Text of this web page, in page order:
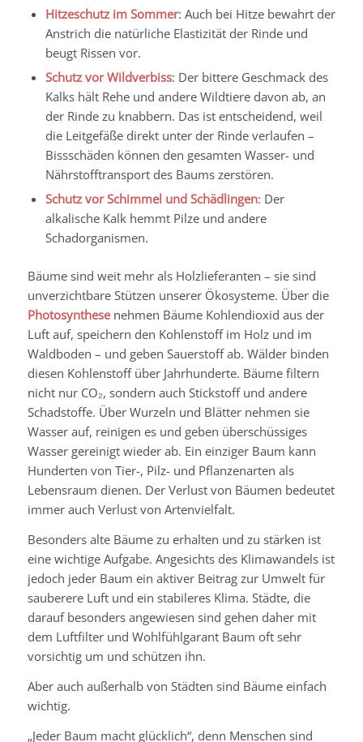
Hitzeschutz im Sommer: Auch bei Hitze bewahrt der
Anstrich die natürliche Elastizität der Rinde und
beugt Rissen vor.
Schutz vor Wildverbiss: Der bittere Geschmack des
Kalks hält Rehe und andere Wildtiere davon ab, an
der Rinde zu knabbern. Das ist entscheidend, weil
die Leitgefäße direkt unter der Rinde verlaufen –
Bissschäden können den gesamten Wasser- und
Nährstofftransport des Baums zerstören.
Schutz vor Schimmel und Schädlingen: Der
alkalische Kalk hemmt Pilze und andere
Schadorganismen.
Bäume sind weit mehr als Holzlieferanten – sie sind
unverzichtbare Stützen unserer Ökosysteme. Über die
Photosynthesenehmen Bäume Kohlendioxid aus der
Luft auf, speichern den Kohlenstoff im Holz und im
Waldboden – und geben Sauerstoff ab. Wälder binden
diesen Kohlenstoff über Jahrhunderte. Bäume filtern
nicht nur CO₂, sondern auch Stickstoff und andere
Schadstoffe. Über Wurzeln und Blätter nehmen sie
Wasser auf, reinigen es und geben überschüssiges
Wasser gereinigt wieder ab. Ein einziger Baum kann
Hunderten von Tier-, Pilz- und Pflanzenarten als
Lebensraum dienen. Der Verlust von Bäumen bedeutet
immer auch Verlust von Artenvielfalt.
Besonders alte Bäume zu erhalten und zu stärken ist
eine wichtige Aufgabe. Angesichts des Klimawandels ist
jedoch jeder Baum ein aktiver Beitrag zur Umwelt für
sauberere Luft und ein stabileres Klima. Städte, die
darauf besonders angewiesen sind gehen daher mit
dem Luftfilter und Wohlfühlgarant Baum oft sehr
vorsichtig um und schützen ihn.
Aber auch außerhalb von Städten sind Bäume einfach
wichtig.
„Jeder Baum macht glücklich“, denn Menschen sind